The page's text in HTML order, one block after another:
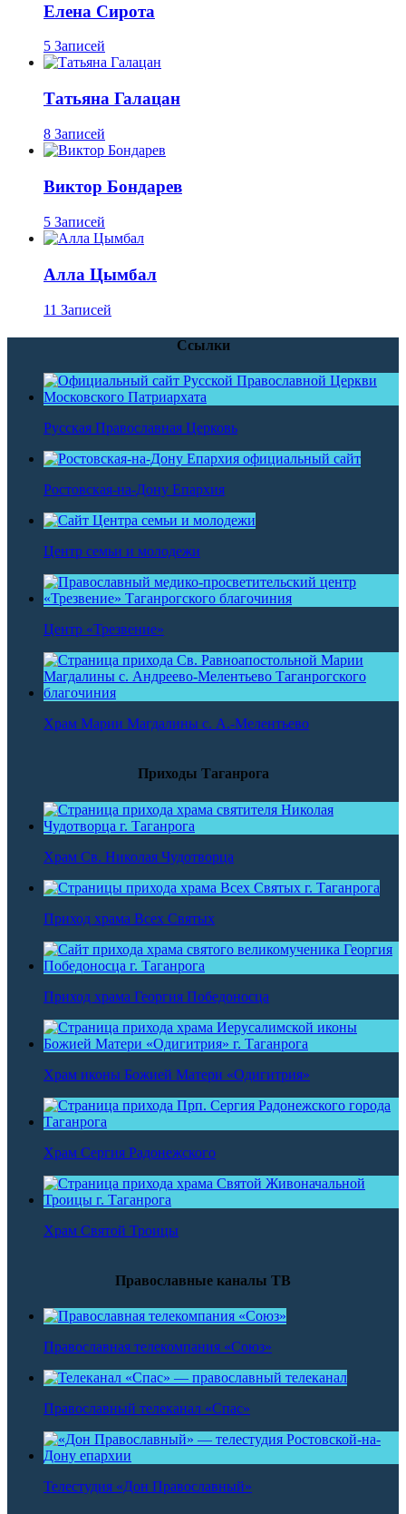
Елена Сирота
5 Записей
Татьяна Галацан
8 Записей
Виктор Бондарев
5 Записей
Алла Цымбал
11 Записей
Ссылки
Русская Православная Церковь
Ростовская-на-Дону Епархия
Центр семьи и молодежи
Центр «Трезвение»
Храм Марии Магдалины с. А.-Мелентьево
Приходы Таганрога
Храм Св. Николая Чудотворца
Приход храма Всех Святых
Приход храма Георгия Победоносца
Храм иконы Божией Матери «Одигитрия»
Храм Сергия Радонежского
Храм Святой Троицы
Православные каналы ТВ
Православная телекомпания «Союз»
Православный телеканал «Спас»
Телестудия «Дон Православный»